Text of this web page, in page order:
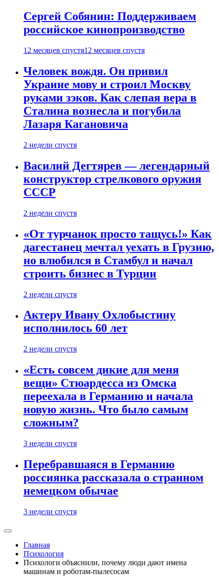
Сергей Собянин: Поддерживаем
российское кинопроизводство
12 месяцев спустя12 месяцев спустя
Человек вождя. Он привил
Украине мову и строил Москву
руками зэков. Как слепая вера в
Сталина вознесла и погубила
Лазаря Кагановича
2 недели спустя
Василий Дегтярев — легендарный
конструктор стрелкового оружия
СССР
2 недели спустя
«От турчанок просто тащусь!» Как
дагестанец мечтал уехать в Грузию,
но влюбился в Стамбул и начал
строить бизнес в Турции
2 недели спустя
Актеру Ивану Охлобыстину
исполнилось 60 лет
2 недели спустя
«Есть совсем дикие для меня
вещи» Стюардесса из Омска
переехала в Германию и начала
новую жизнь. Что было самым
сложным?
3 недели спустя
Перебравшаяся в Германию
россиянка рассказала о странном
немецком обычае
3 недели спустя
Главная
Психология
Психологи объяснили, почему люди дают имена
машинам и роботам-пылесосам